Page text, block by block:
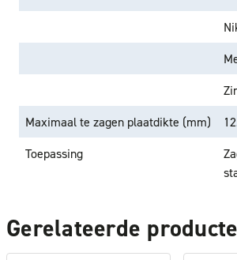
Maximaal te zagen plaatdikte (mm)
Toepassing
Gerelateerde